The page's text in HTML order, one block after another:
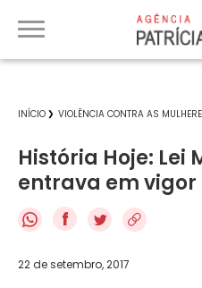
INÍCIO VIOLÊNCIA CONTRA AS
História Hoje: Lei
entrava em vigor
f
22 de setembro, 2017